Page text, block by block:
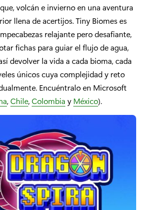
volcán e invierno en una aventura
llena de acertijos. Tiny Biomes es
relajante pero desafiante,
fichas para guiar el flujo de agua,
devolver la vida a cada bioma, cada
únicos cuya complejidad y reto
Encuéntralo en Microsoft
,Chile,Colombia y México).